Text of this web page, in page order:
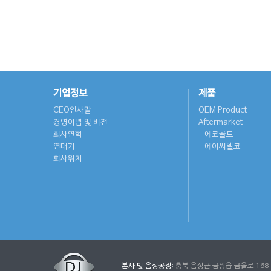
기업정보
CEO인사말
경영이념 및 비전
회사연혁
연대기
회사위치
제품
OEM Product
Aftermarket
에코골드
에이씨델코
본사 및 음성공장: 충북 음성군 금왕읍 금율로